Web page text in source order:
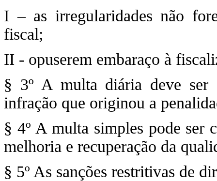
I – as irregularidades não
fiscal;
II - opuserem embaraço à
§ 3º A multa diária deve ser
infração que originou a
§ 4º A multa simples pode ser
melhoria e recuperação da
§ 5º As sanções restritivas de